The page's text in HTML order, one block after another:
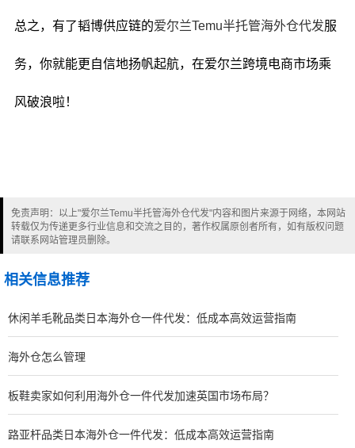
总之，有了韬博供应链的爱尔兰Temu半托管海外仓代发服
务，你就能更自信地扬帆起航，在爱尔兰跨境电商市场乘
风破浪啦！
免责声明：以上"爱尔兰Temu半托管海外仓代发"内容和图片来源于网络，本网站
转载仅为传递更多行业信息和交流之目的，著作权属原创者所有，如有版权问题
请联系网站管理员删除。
相关信息推荐
休闲羊毛靴品类日本海外仓一件代发：低成本高效运营指南
海外仓怎么管理
板鞋卖家如何利用海外仓一件代发加速英国市场布局？
路亚杆品类日本海外仓一件代发：低成本高效运营指南